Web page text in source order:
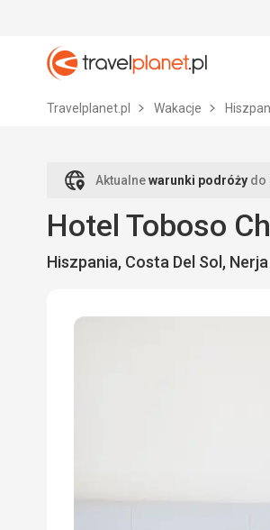
Travelplanet.pl
Travelplanet.pl Wakacje
Aktualnewarunki podróży do
Hotel Toboso
Hiszpania, Costa Del Sol, Nerja